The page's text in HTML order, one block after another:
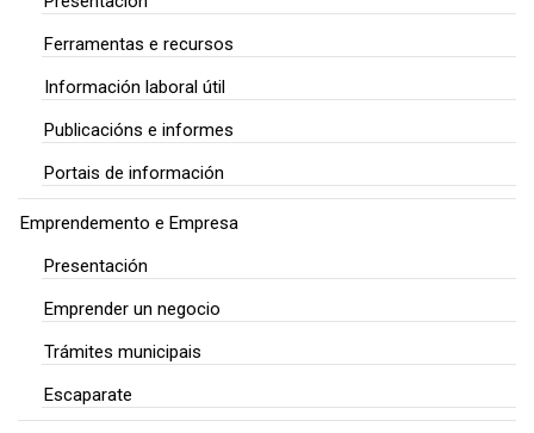
Ferramentas e recursos
Información laboral útil
Publicacións e informes
Portais de información
Emprendemento e Empresa
Presentación
Emprender un negocio
Trámites municipais
Escaparate